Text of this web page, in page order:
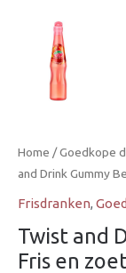
Home /Goedkope
and Drink Gummy
Frisdranken,
Twist and
Fris en